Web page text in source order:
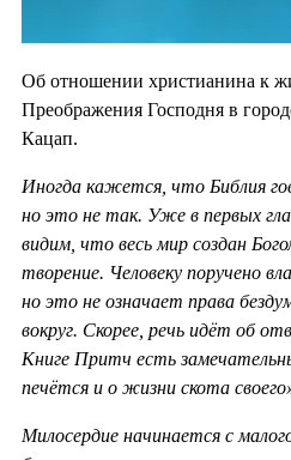
Об отношении христианина к
Преображения Господня в
Кацап.
Иногда кажется, что Библия
но это не так. Уже в первых
видим, что весь мир создан
творение. Человеку поручено
но это не означает права
вокруг. Скорее, речь идёт об
Книге Притч есть
печётся и о жизни скота
Милосердие начинается с